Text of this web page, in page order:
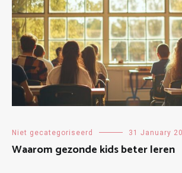
Niet gecategoriseerd 31 January
Waarom gezonde kids beter leren